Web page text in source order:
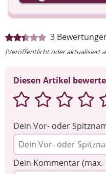
3
[Veröffentlicht oder aktualisiert
Diesen Artikel
Dein Vor- oder
Dein Kommentar (max.
Ihre Nachricht